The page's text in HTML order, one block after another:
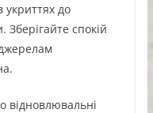
укриттях до
Зберігайте спокій
відновлювальні